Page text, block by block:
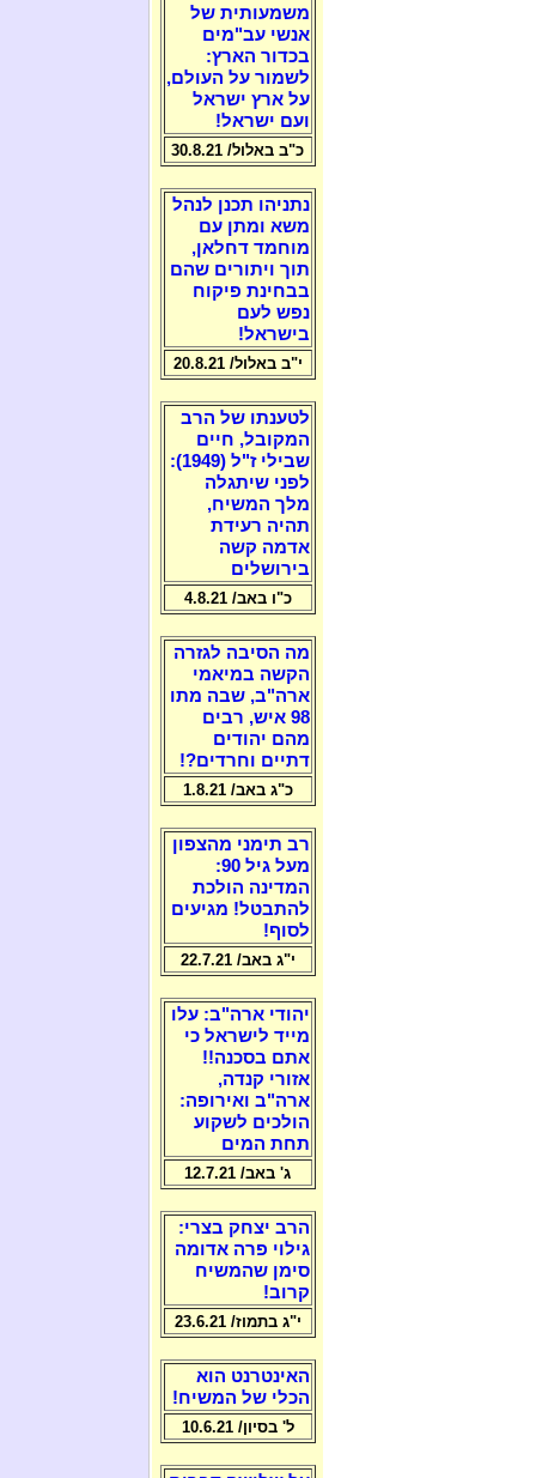
משמעותית של
אנשי עב"מים
בכדור הארץ:
לשמור על העולם,
על ארץ ישראל
ועם ישראל!
כ"ב באלול/ 30.8.21
נתניהו תכנן לנהל
משא ומתן עם
מוחמד דחלאן,
תוך ויתורים שהם
בבחינת פיקוח
נפש לעם
בישראל!
י"ב באלול/ 20.8.21
לטענתו של הרב
המקובל, חיים
שבילי ז"ל (1949):
לפני שיתגלה
מלך המשיח,
תהיה רעידת
אדמה קשה
בירושלים
כ"ו באב/ 4.8.21
מה הסיבה לגזרה
הקשה במיאמי
ארה"ב, שבה מתו
98 איש, רבים
מהם יהודים
דתיים וחרדים?!
כ"ג באב/ 1.8.21
רב תימני מהצפון
מעל גיל 90:
המדינה הולכת
להתבטל! מגיעים
לסוף!
י"ג באב/ 22.7.21
יהודי ארה"ב: עלו
מייד לישראל כי
אתם בסכנה!!
אזורי קנדה,
ארה"ב ואירופה:
הולכים לשקוע
תחת המים
ג' באב/ 12.7.21
הרב יצחק בצרי:
גילוי פרה אדומה
סימן שהמשיח
קרוב!
י"ג בתמוז/ 23.6.21
האינטרנט הוא
הכלי של המשיח!
ל' בסיון/ 10.6.21